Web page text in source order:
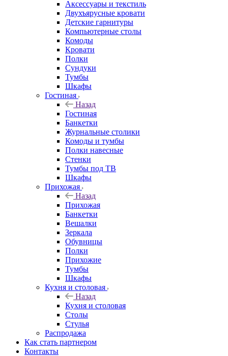
Аксессуары и текстиль
Двухъярусные кровати
Детские гарнитуры
Компьютерные столы
Комоды
Кровати
Полки
Сундуки
Тумбы
Шкафы
Гостиная
Назад
Гостиная
Банкетки
Журнальные столики
Комоды и тумбы
Полки навесные
Стенки
Тумбы под ТВ
Шкафы
Прихожая
Назад
Прихожая
Банкетки
Вешалки
Зеркала
Обувницы
Полки
Прихожие
Тумбы
Шкафы
Кухня и столовая
Назад
Кухня и столовая
Столы
Стулья
Распродажа
Как стать партнером
Контакты